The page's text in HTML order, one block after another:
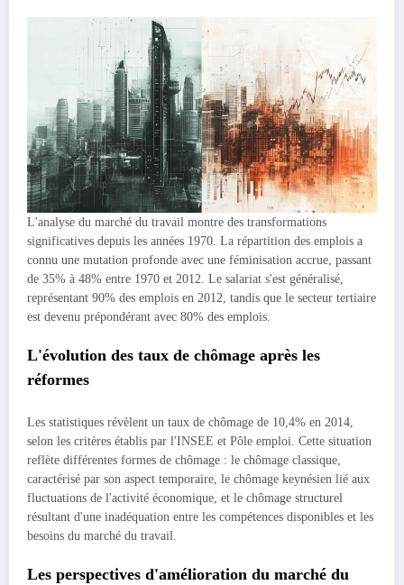
L'analyse du marché du travail montre des transformations
significatives depuis les années 1970. La répartition des emplois a
connu une mutation profonde avec une féminisation accrue, passant
de 35% à 48% entre 1970 et 2012. Le salariat s'est généralisé,
représentant 90% des emplois en 2012, tandis que le secteur tertiaire
est devenu prépondérant avec 80% des emplois.
L'évolution des taux de chômage après les
réformes
Les statistiques révèlent un taux de chômage de 10,4% en 2014,
selon les critères établis par l'INSEE et Pôle emploi. Cette situation
reflète différentes formes de chômage : le chômage classique,
caractérisé par son aspect temporaire, le chômage keynésien lié aux
fluctuations de l'activité économique, et le chômage structurel
résultant d'une inadéquation entre les compétences disponibles et les
besoins du marché du travail.
Les perspectives d'amélioration du marché du